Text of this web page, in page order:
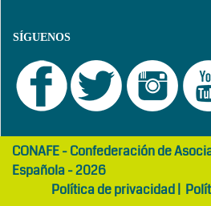
SÍGUENOS
girls
abaya
maltepe
otelCONAFE - Confederación de
Española - 2026
Política de privacidad|